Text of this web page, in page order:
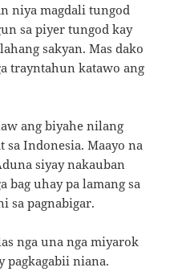
niya magdali tungod
sa piyer tungod kay
sakyan. Mas dako
trayntahun katawo ang
ang biyahe nilang
sa Indonesia. Maayo na
siyay nakauban
bag uhay pa lamang sa
sa pagnabigar.
nga una nga miyarok
pagkagabii niana.